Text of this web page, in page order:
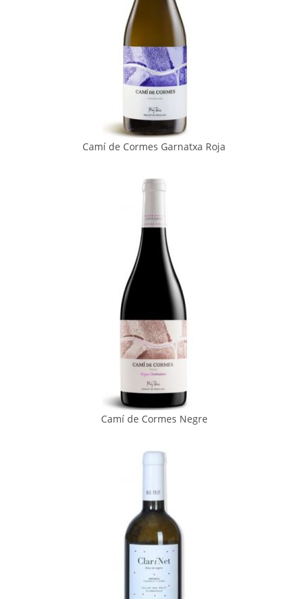
Camí de Cormes Garnatxa Roja
Camí de Cormes Negre